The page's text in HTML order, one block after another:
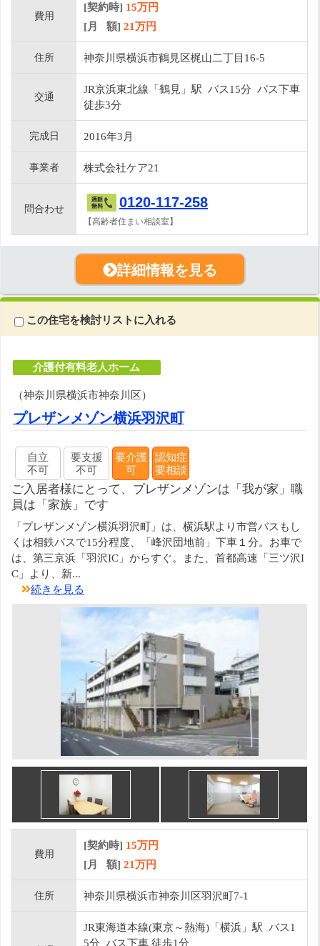
費用
[契約時] 15万円
[月 額] 21万円
住所 神奈川県横浜市鶴見区梶山二丁目16-5
交通
JR京浜東北線「鶴見」駅 バス15分 バス下車
徒歩3分
完成日 2016年3月
事業者 株式会社ケア21
問合わせ 0120-117-258
【高齢者住まい相談室】
詳細情報を見る
この住宅を検討リストに入れる
介護付有料老人ホーム
（神奈川県横浜市神奈川区）
プレザンメゾン横浜羽沢町
自立
不可
要支援
不可
要介護
可
認知症
要相談
ご入居者様にとって、プレザンメゾンは「我が家」職
員は「家族」です
「プレザンメゾン横浜羽沢町」は、横浜駅より市営バスもし
くは相鉄バスで15分程度、「峰沢団地前」下車１分。お車で
は、第三京浜「羽沢IC」からすぐ。また、首都高速「三ツ沢I
C」より、新...
続きを見る
費用
[契約時] 15万円
[月 額] 21万円
住所 神奈川県横浜市神奈川区羽沢町7-1
JR東海道本線(東京～熱海)「横浜」駅 バス1
5分 バス下車 徒歩1分